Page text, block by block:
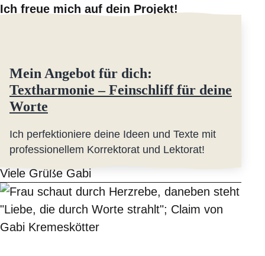
Ich freue mich auf dein Projekt!
Mein Angebot für dich:
Textharmonie – Feinschliff für deine
Worte
Ich perfektioniere deine Ideen und Texte mit
professionellem Korrektorat und Lektorat!
Viele Grüße Gabi